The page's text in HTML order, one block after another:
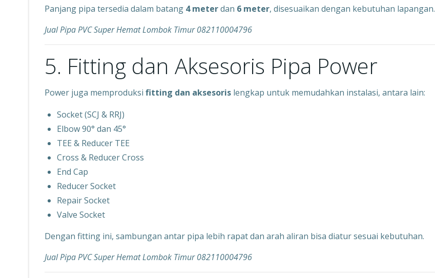
Panjang pipa tersedia dalam batang 4 meterdan 6 meter, disesuaikan dengan kebutuhan lapangan.
Jual Pipa PVC Super Hemat Lombok Timur 082110004796
5. Fitting dan Aksesoris Pipa Power
Power juga memproduksi fitting dan aksesoris lengkap untuk memudahkan instalasi, antara lain:
Socket (SCJ & RRJ)
Elbow 90° dan 45°
TEE & Reducer TEE
Cross & Reducer Cross
End Cap
Reducer Socket
Repair Socket
Valve Socket
Dengan fitting ini, sambungan antar pipa lebih rapat dan arah aliran bisa diatur sesuai kebutuhan.
Jual Pipa PVC Super Hemat Lombok Timur 082110004796